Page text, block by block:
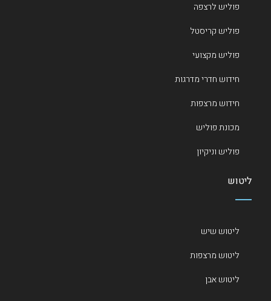
פוליש לרצפה
פוליש קריסטל
פוליש מקצועי
חידוש חדרי מדרגות
חידוש מרצפות
מכונת פוליש
פוליש וניקיון
ליטוש
ליטוש שיש
ליטוש מרצפות
ליטוש אבן